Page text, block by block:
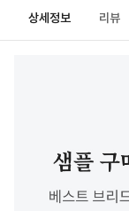
상세정보 리뷰